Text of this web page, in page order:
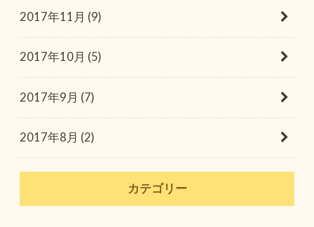
2017年11月 (9)
2017年10月 (5)
2017年9月 (7)
2017年8月 (2)
カテゴリー